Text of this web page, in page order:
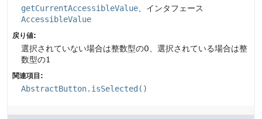
getCurrentAccessibleValue 、インタフェース
AccessibleValue
戻り値:
選択されていない場合は整数型の0、選択されている場合は整
数型の1
関連項目:
AbstractButton.isSelected()